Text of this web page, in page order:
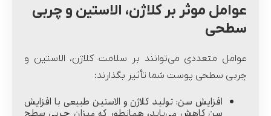
عوامل موثر بر کلاژن، الاستین و چربی
سطحی
عوامل متعددی می‌توانند بر سلامت کلاژن، الاستین و
چربی سطحی پوست شما تأثیر بگذارند:
افزایش سن:تولید کلاژن و الاستین طبیعی با افزایش